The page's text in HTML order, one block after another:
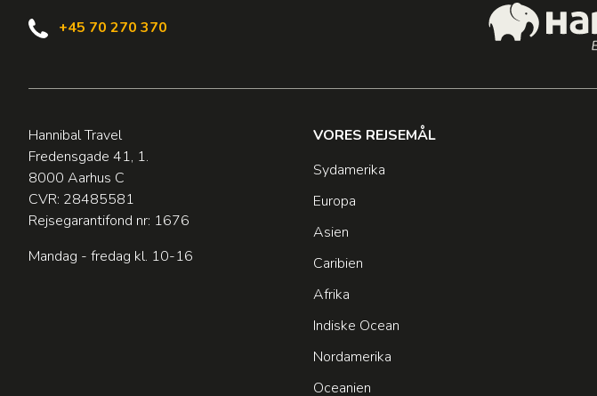
+45 70 270 370
Hannibal Travel
Fredensgade 41, 1.
8000 Aarhus C
CVR: 28485581
Rejsegarantifond nr: 1676
Mandag - fredag kl. 10-16
VORES REJSEMÅL
Sydamerika
Europa
Asien
Caribien
Afrika
Indiske Ocean
Nordamerika
Oceanien